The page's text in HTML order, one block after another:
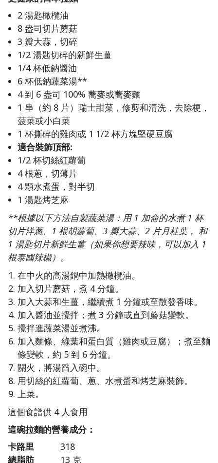
2 湯匙橄欖油
8 盎司切片蘑菇
3 瓣大蒜，切碎
1/2 湯匙切碎的新鮮生薑
1/4 杯低鈉醬油
6 杯低鈉蔬菜湯**
4 到 6 盎司 100% 蕎麥或蕎麥麵
1 串（約 8 片）瑞士甜菜，修剪和清洗，去除梗，
菠菜或小白菜
1 杯撕碎的雞肉或 1 1/2 杯方塊堅硬豆腐
適合裝飾頂部:
1/2 杯切絲紅蘿蔔
4 根蔥，切薄片
4 顆水煮蛋，對半切
1 湯匙烤芝麻
**根據以下方法自製蔬菜湯：用 1 加侖的水煮 1 杯
切片洋蔥、1 根胡蘿蔔、3 瓣大蒜、2 片月桂葉， 和
1 湯匙切片新鮮生薑（如果你想要辣味，可以加入 1
根泰國辣椒）。
在中火的高湯鍋中加熱橄欖油。
加入切片蘑菇，煮 4 分鐘。
加入大蒜和生薑，繼續煮 1 分鐘或至散發香味。
加入醬油並攪拌；煮 3 分鐘或直到蘑菇變軟。
攪拌進蔬菜湯並煮沸。
加入麵條、綠葉和蛋白質（雞肉或豆腐）；煮至麵
條變軟，約 5 到 6 分鐘。
關火，將湯舀入碗中。
用切絲的紅蘿蔔、蔥、水煮蛋和烤芝麻裝飾。
上菜。
這個食譜供 4 人食用
這碗拉麵的營養成分：
卡路里
318
總脂肪
13 克